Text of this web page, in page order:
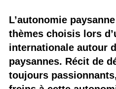
L’autonomie
thèmes choisis lors
internationale autour
paysannes. Récit de
toujours